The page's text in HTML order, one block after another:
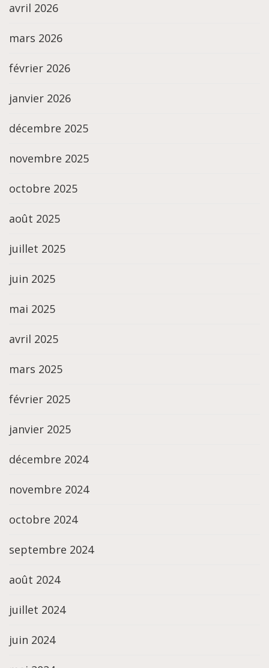
avril 2026
mars 2026
février 2026
janvier 2026
décembre 2025
novembre 2025
octobre 2025
août 2025
juillet 2025
juin 2025
mai 2025
avril 2025
mars 2025
février 2025
janvier 2025
décembre 2024
novembre 2024
octobre 2024
septembre 2024
août 2024
juillet 2024
juin 2024